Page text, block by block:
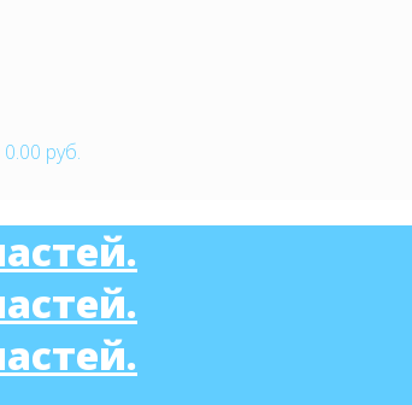
0.00 руб.